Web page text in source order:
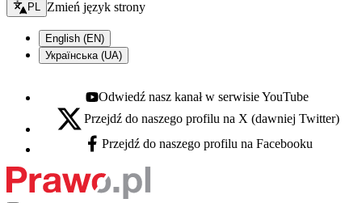
Zmień język - bieżący:
PL Zmień język strony
English (EN)
Українська (UA)
Youtube - otwiera się w nowej karcie
Odwiedź nasz kanał w serwisie YouTube
X - otwiera się w nowej karcie
Przejdź do naszego profilu na X (dawniej Twitter)
Facebook - otwiera się w nowej karcie
Przejdź do naszego profilu na Facebooku